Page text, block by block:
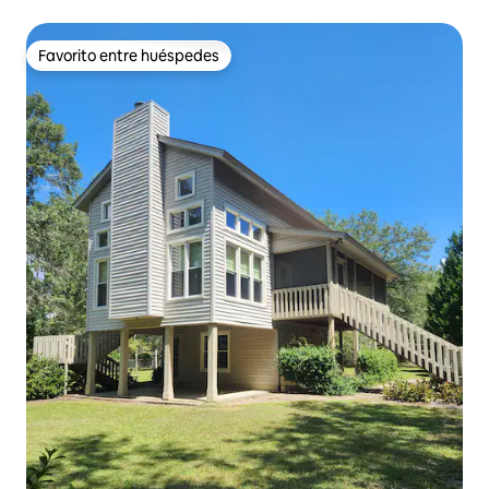
Favorito entre huéspedes
Favorito entre huéspedes